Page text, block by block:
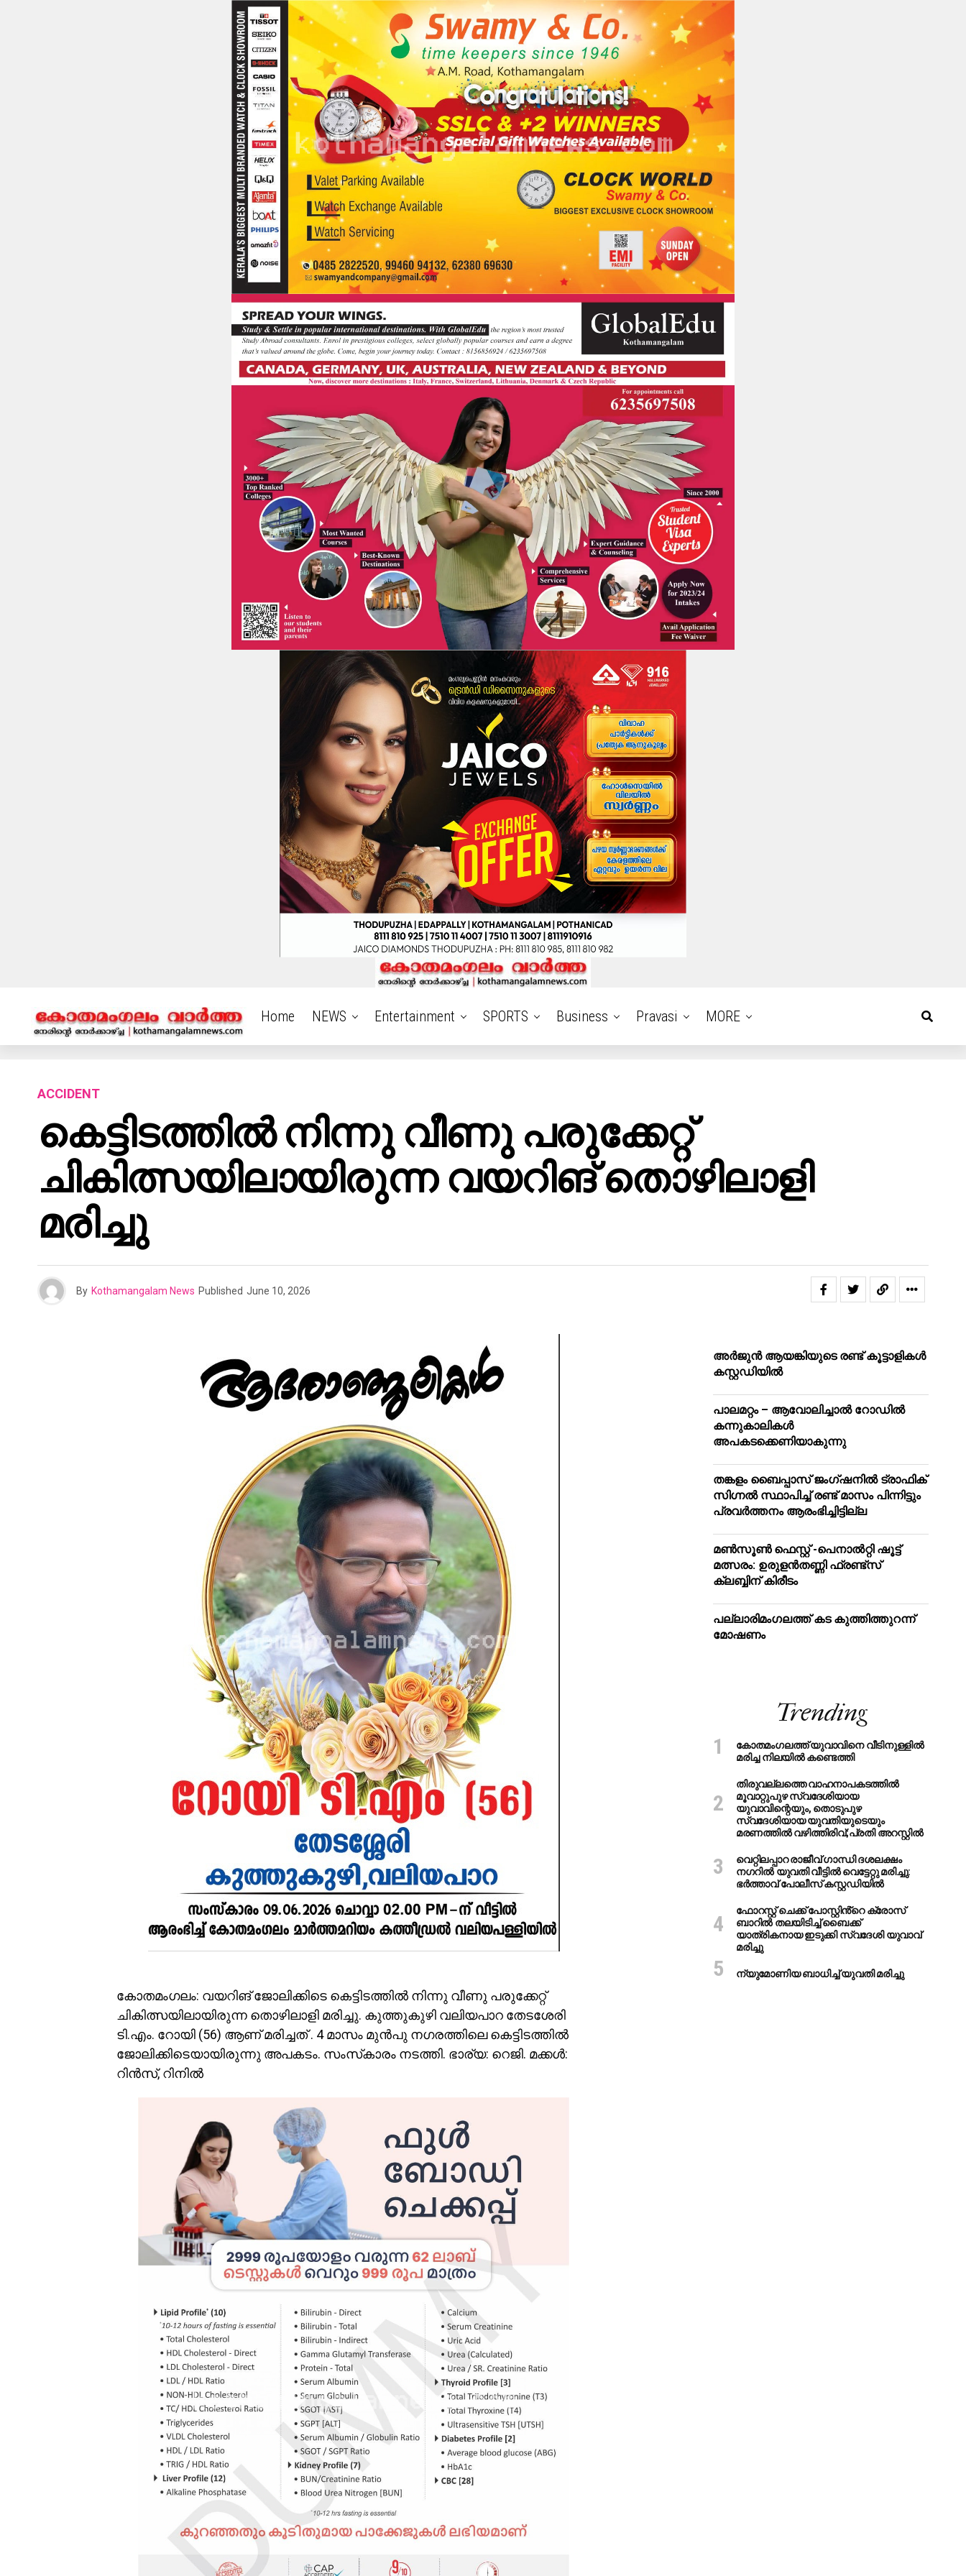
Home NEWS Entertainment SPORTS Business Pravasi MORE
ACCIDENT
കെട്ടിടത്തിൽ നിന്നു വീണു പരുക്കേറ്റ്
ചികിത്സയിലായിരുന്ന വയറിങ് തൊഴിലാളി
മരിച്ചു
By Kothamangalam News Published June 10, 2026
കോതമംഗലം: വയറിങ് ജോലിക്കിടെ കെട്ടിടത്തിൽ നിന്നു വീണു പരുക്കേറ്റ്
ചികിത്സയിലായിരുന്ന തൊഴിലാളി മരിച്ചു. കുത്തുകുഴി വലിയപാറ തേടശേരി
ടി.എം. റോയി (56) ആണ് മരിച്ചത് . 4 മാസം മുൻപു നഗരത്തിലെ കെട്ടിടത്തിൽ
ജോലിക്കിടെയായിരുന്നു അപകടം. സംസ്‌കാരം നടത്തി. ഭാര്യ: റെജി. മക്കൾ:
റിൻസ്, റിനിൽ
അർജുൻ ആയങ്കിയുടെ രണ്ട് കൂട്ടാളികൾ
കസ്റ്റഡിയിൽ
പാലമറ്റം – ആവോലിച്ചാൽ റോഡിൽ
കന്നുകാലികൾ
അപകടക്കെണിയാകുന്നു
തങ്കളം ബൈപ്പാസ് ജംഗ്ഷനിൽ ട്രാഫിക്
സിഗ്നല്‍ സ്ഥാപിച്ച് രണ്ട് മാസം പിന്നിട്ടും
പ്രവർത്തനം ആരംഭിച്ചിട്ടില്ല
മൺസൂൺ ഫെസ്റ്റ് -പെനാൽറ്റി ഷൂട്ട്
മത്സരം: ഉരുളൻതണ്ണി ഫ്രണ്ട്സ്
ക്ലബ്ബിന് കിരീടം
പ​ല്ലാ​രി​മം​ഗ​ല​ത്ത് ക​ട കു​ത്തി​ത്തുറ​ന്ന്
മോ​ഷ​ണം
Trending
കോതമംഗലത്ത് യുവാവിനെ വീടിനുള്ളിൽ
മരിച്ച നിലയിൽ കണ്ടെത്തി
തിരുവല്ലത്തെ വാഹനാപകടത്തില്‍
മൂവാറ്റുപുഴ സ്വദേശിയായ
യുവാവിന്റെയും, തൊടുപുഴ
സ്വദേശിയായ യുവതിയുടെയും
മരണത്തില്‍ വഴിത്തിരിവ്;പ്രതി അറസ്റ്റില്‍
വെറ്റിലപ്പാറ രാജീവ് ഗാന്ധി ദശലക്ഷം
നഗറിൽ യുവതി വീട്ടിൽ വെട്ടേറ്റു മരിച്ചു:
ഭർത്താവ് പോലീസ് കസ്റ്റഡിയിൽ
ഫോറസ്റ്റ് ചെക്ക് പോസ്റ്റിൻ്റെ ക്രോസ്
ബാറില്‍ തലയിടിച്ച് ബൈക്ക്
യാത്രികനായ ഇടുക്കി സ്വദേശി യുവാവ്
മരിച്ചു
ന്യുമോണിയ ബാധിച്ച് യുവതി മരിച്ചു